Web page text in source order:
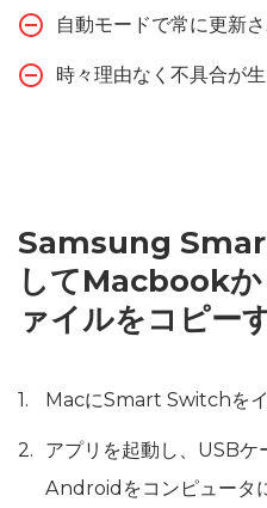
自動モードで常に更新
時々理由なく不具合が生
Samsung
してMacbook
ァイルをコピー
MacにSmart Switchをイ
アプリを起動し、USBケ
Androidをコンピュータ